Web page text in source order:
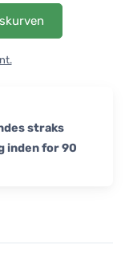
straks
inden for 90